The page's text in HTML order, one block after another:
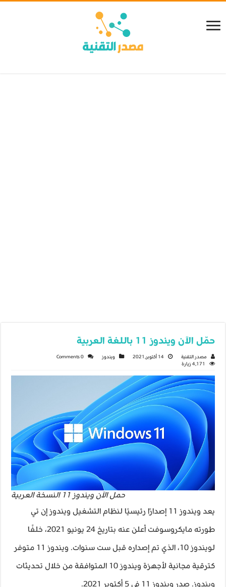
حمّل الآن ويندوز 11 باللغة العربية
مصدر التقنية 14 أكتوبر,2021 ويندوز
0 Comments
4,171 زيارة
حمل الآن ويندوز 11 النسخة العربية
يعد ويندوز 11 إصدارًا رئيسيًا لنظام التشغيل ويندوز إن تي
طورته مايكروسوفت أعلن عنه بتاريخ 24 يونيو 2021، خلفًا
لويندوز 10، الذي تم إصداره قبل ست سنوات. ويندوز 11 متوفر
كترقية مجانية لأجهزة ويندوز 10 المتوافقة من خلال تحديثات
ويندوز. صدر ويندوز 11 في 5 أكتوبر 2021.